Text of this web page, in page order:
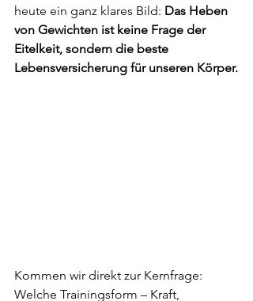
heute ein ganz klares Bild: Das Heben
von Gewichten ist keine Frage der
Eitelkeit, sondern die beste
Lebensversicherung für unseren Körper.
Kommen wir direkt zur Kernfrage:
Welche Trainingsform – Kraft,